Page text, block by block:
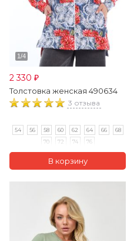
2 330 ₽
Толстовка женская 490634
3 отзыва
54 56 58 60 62 64 66
68
70
72 74 76